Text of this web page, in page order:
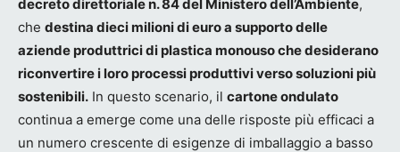
decreto direttoriale n. 84 del Ministero dell’Ambiente,
che destina dieci milioni di euro a supporto delle
aziende produttrici di plastica monouso che desiderano
riconvertire i loro processi produttivi verso soluzioni più
sostenibili. In questo scenario, il cartone ondulato
continua a emerge come una delle risposte più efficaci a
un numero crescente di esigenze di imballaggio a basso